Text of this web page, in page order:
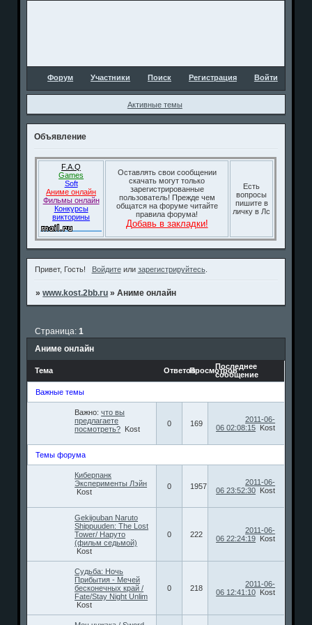
Форум Участники Поиск Регистрация Войти
Активные темы
Объявление
F.A.Q
Games
Soft
Аниме онлайн
Фильмы онлайн
Конкурсы
викторины
Оставлять свои сообщении
скачать могут только
зарегистрированные
пользователь! Прежде чем
общатся на форуме читайте
правила форума!
Добавь в закладки!
Есть
вопросы
пишите в
личку в Лс
Привет, Гость! Войдитеили зарегистрируйтесь.
»www.kost.2bb.ru »Аниме онлайн
Аниме онлайн
Страница:1
Тема ОтветовПросмотров
Последнее
сообщение
Важные темы
Важно: что вы
предлагаете
посмотреть? Kost
0 169
2011-06-
06 02:08:15 Kost
Темы форума
Киберпанк
Эксперименты Лэйн
Kost
0 1957
2011-06-
06 23:52:30 Kost
Gekijouban Naruto
Shippuuden: The Lost
Tower/ Наруто
(фильм седьмой)
Kost
0 222
2011-06-
06 22:24:19 Kost
Судьба: Ночь
Прибытия - Мечей
бесконечных край /
Fate/Stay Night Unlim
Kost
0 218
2011-06-
06 12:41:10 Kost